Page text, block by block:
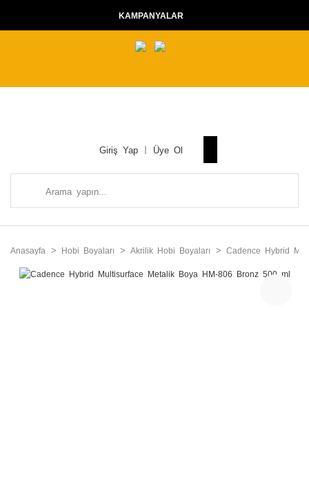
KAMPANYALAR
Giriş Yap Üye Ol
Anasayfa Hobi Boyaları Akrilik Hobi Boyaları Cadence Hybrid